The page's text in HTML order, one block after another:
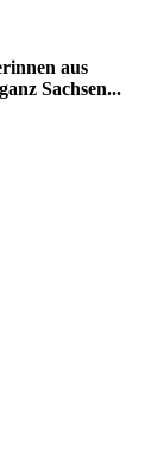
aus
Sachsen...